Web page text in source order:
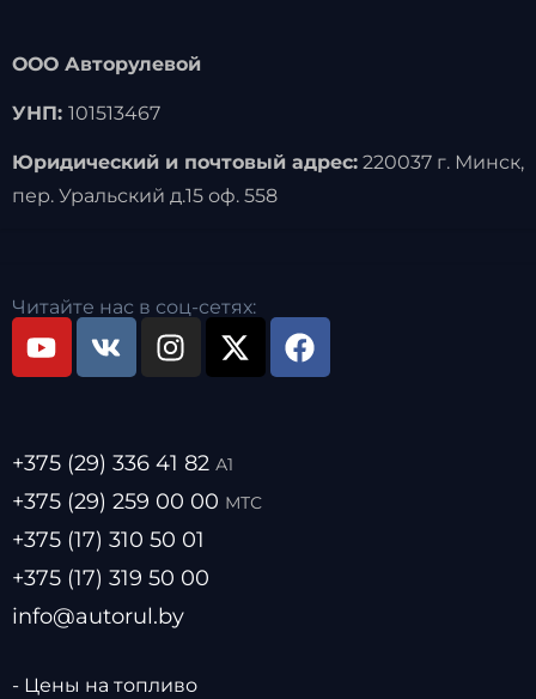
ООО Авторулевой
УНП: 101513467
Юридический и почтовый адрес:220037 г. Минск,
пер. Уральский д.15 оф. 558
Читайте нас в соц-сетях:
+375 (29) 336 41 82 А1
+375 (29) 259 00 00 МТС
+375 (17) 310 50 01
+375 (17) 319 50 00
info@autorul.by
- Цены на топливо